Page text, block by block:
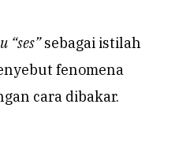
“ses”sebagai istilah
fenomena
cara dibakar.